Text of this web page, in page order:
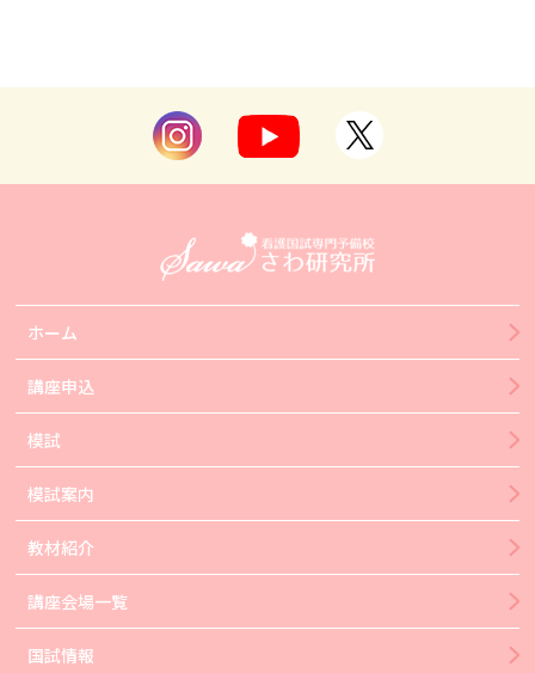
ホーム
講座申込
模試
模試案内
教材紹介
講座会場一覧
国試情報